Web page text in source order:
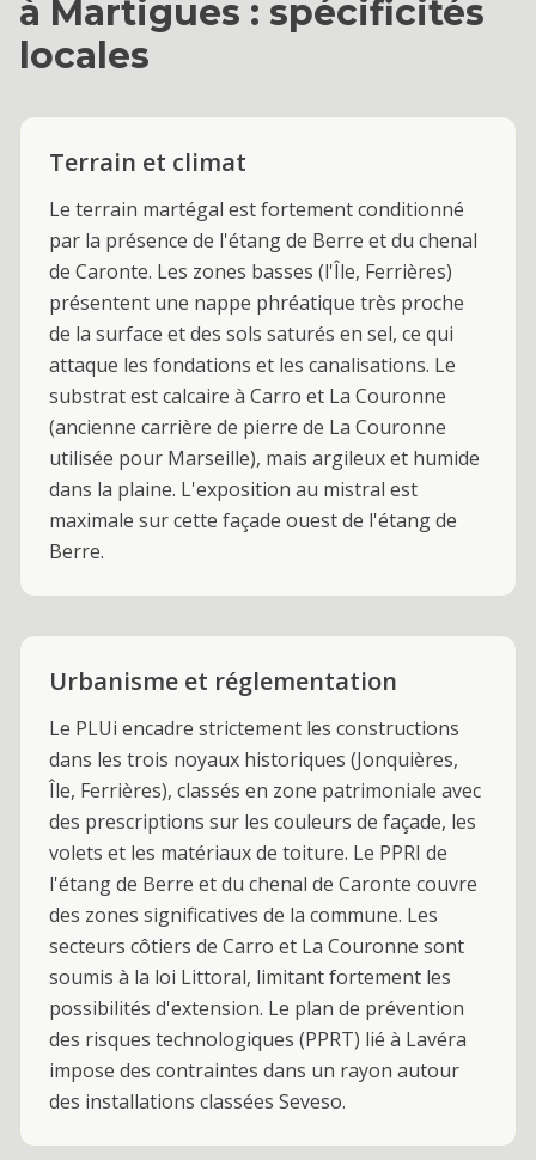
à Martigues : spécificités
locales
Terrain et climat
Le terrain martégal est fortement conditionné
par la présence de l'étang de Berre et du chenal
de Caronte. Les zones basses (l'Île, Ferrières)
présentent une nappe phréatique très proche
de la surface et des sols saturés en sel, ce qui
attaque les fondations et les canalisations. Le
substrat est calcaire à Carro et La Couronne
(ancienne carrière de pierre de La Couronne
utilisée pour Marseille), mais argileux et humide
dans la plaine. L'exposition au mistral est
maximale sur cette façade ouest de l'étang de
Berre.
Urbanisme et réglementation
Le PLUi encadre strictement les constructions
dans les trois noyaux historiques (Jonquières,
Île, Ferrières), classés en zone patrimoniale avec
des prescriptions sur les couleurs de façade, les
volets et les matériaux de toiture. Le PPRI de
l'étang de Berre et du chenal de Caronte couvre
des zones significatives de la commune. Les
secteurs côtiers de Carro et La Couronne sont
soumis à la loi Littoral, limitant fortement les
possibilités d'extension. Le plan de prévention
des risques technologiques (PPRT) lié à Lavéra
impose des contraintes dans un rayon autour
des installations classées Seveso.